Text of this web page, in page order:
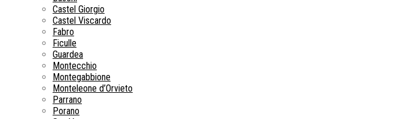
Castel Giorgio
Castel Viscardo
Fabro
Ficulle
Guardea
Montecchio
Montegabbione
Monteleone d’Orvieto
Parrano
Porano